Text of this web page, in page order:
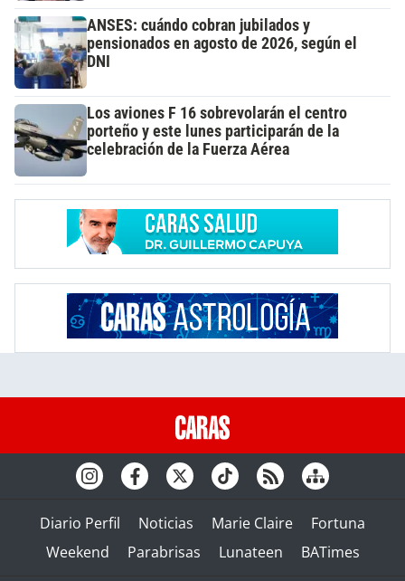
ANSES: cuándo cobran jubilados y
pensionados en agosto de 2026, según el
DNI
Los aviones F 16 sobrevolarán el centro
porteño y este lunes participarán de la
celebración de la Fuerza Aérea
Diario Perfil Noticias Marie Claire
Fortuna
Weekend
Parabrisas Lunateen BATimes